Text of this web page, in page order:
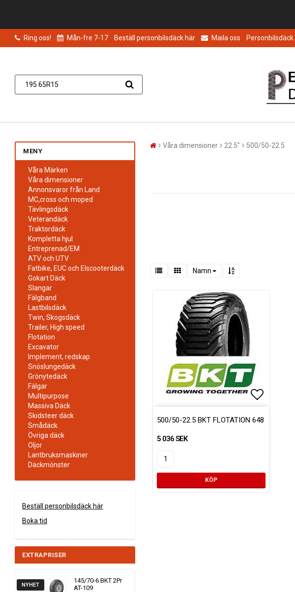
Ring oss! Mån-fre 7-17 Beställ personbilsdäck här Maila oss Personbilsdäck
MENY
Våra Märken
Våra dimensioner
Annonsvaror från Land
MC,cross och moped
Tävlingsdäck
Veterandäck
Traktordäck
Kompletta hjul
Entreprenad/EM
ATV och UTV
Fatbike, EUC och Elscooterdäck
Gokart Däck
Slangar
Fälgband
Lastbilsdäck
Twin, Skogsdäck
Trailer, High speed
Flotation
Excavator
Implement, redskap
Snöslungedäck
Grönytedäck
Fälgar
Multipurpose
Massiva Däck
Skidsteer däck
Smådäck
Övriga däck
Oljor
Lantbruksmaskiner
Däckmönster
Beställ personbilsdäck här
Boka tid
EXTRAPRISER
NYHET
145/70-6 BKT 2Pr
AT-109
Våra dimensioner 22.5" 500/50-22.5
Namn
500/50-22.5 BKT FLOTATION 648
5 036 SEK
KÖP